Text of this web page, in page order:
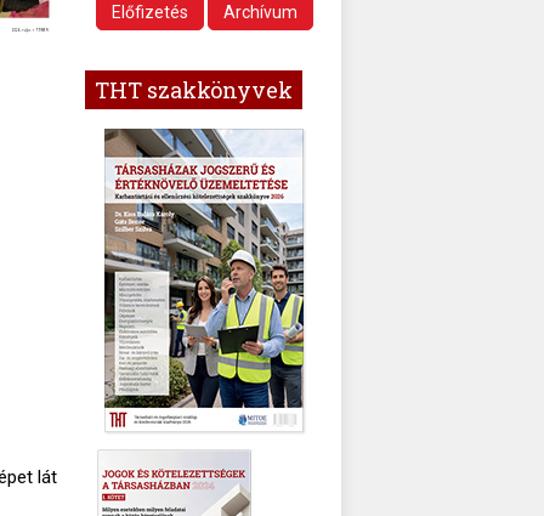
lát
Előfizetés Archívum
THT szakkönyvek